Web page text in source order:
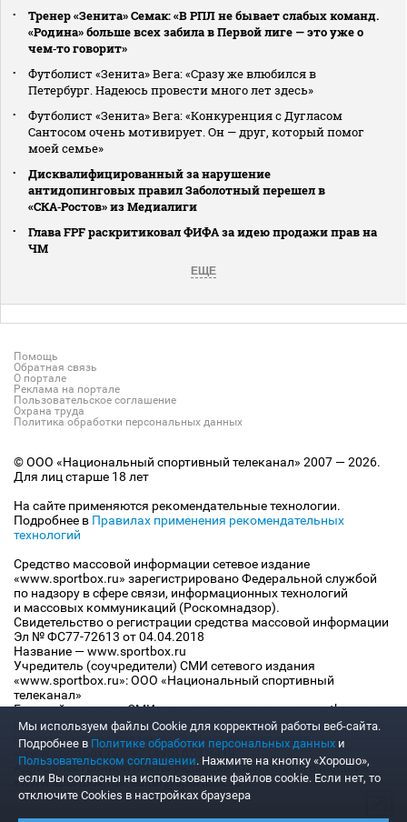
Тренер «Зенита» Семак: «В РПЛ не бывает слабых команд.
«Родина» больше всех забила в Первой лиге — это уже о
чем‑то говорит»
Футболист «Зенита» Вега: «Сразу же влюбился в
Петербург. Надеюсь провести много лет здесь»
Футболист «Зенита» Вега: «Конкуренция с Дугласом
Сантосом очень мотивирует. Он — друг, который помог
моей семье»
Дисквалифицированный за нарушение
антидопинговых правил Заболотный перешел в
«СКА‑Ростов» из Медиалиги
Глава FPF раскритиковал ФИФА за идею продажи прав на
ЧМ
ЕЩЕ
Помощь
Обратная связь
О портале
Реклама на портале
Пользовательское соглашение
Охрана труда
Политика обработки персональных данных
© ООО «Национальный спортивный телеканал» 2007 — 2026.
Для лиц старше 18 лет
На сайте применяются рекомендательные технологии.
Подробнее в Правилах применения рекомендательных
технологий
Средство массовой информации сетевое издание
«www.sportbox.ru» зарегистрировано Федеральной службой
по надзору в сфере связи, информационных технологий
и массовых коммуникаций (Роскомнадзор).
Свидетельство о регистрации средства массовой информации
Эл № ФС77-72613 от 04.04.2018
Название — www.sportbox.ru
Учредитель (соучредители) СМИ сетевого издания
«www.sportbox.ru»: ООО «Национальный спортивный
телеканал»
Главный редактор СМИ сетевого издания «www.sportbox.ru»:
Конов В.А.
Номер телефона редакции СМИ сетевого издания
«www.sportbox.ru»: +7 (495) 653 8419
Адрес электронной почты редакции СМИ сетевого издания
«www.sportbox.ru»: editor@sportbox.ru
Мы используем файлы Сookie для корректной работы веб-сайта.
Подробнее в Политике обработки персональных данных и
Пользовательском соглашении. Нажмите на кнопку «Хорошо»,
если Вы согласны на использование файлов cookie. Если нет, то
отключите Cookies в настройках браузера